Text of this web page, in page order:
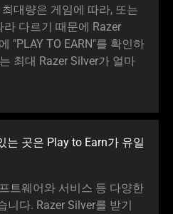
대량은 게임에 따라, 또는
라 다르기 때문에 Razer
"PLAY TO EARN"를 확인하
최대 Razer Silver가 얼마
는 곳은 Play to Earn가 유일
트웨어와 서비스 등 다양한
니다. Razer Silver를 받기